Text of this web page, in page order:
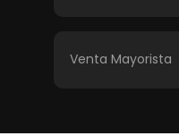
Venta Mayorista